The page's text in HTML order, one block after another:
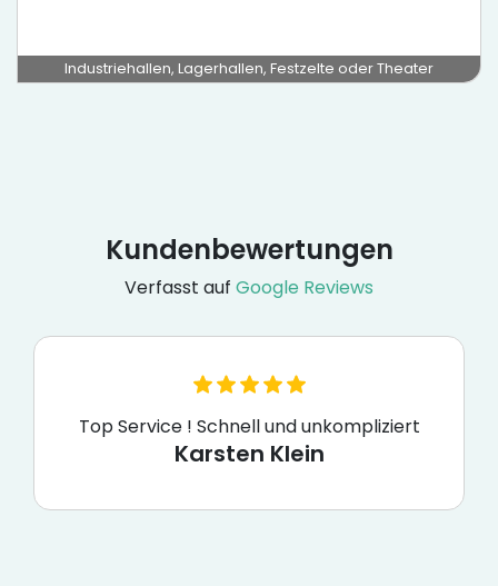
Industriehallen, Lagerhallen, Festzelte oder Theater
Kundenbewertungen
Verfasst auf Google Reviews
Top Service ! Schnell und unkompliziert
Karsten Klein